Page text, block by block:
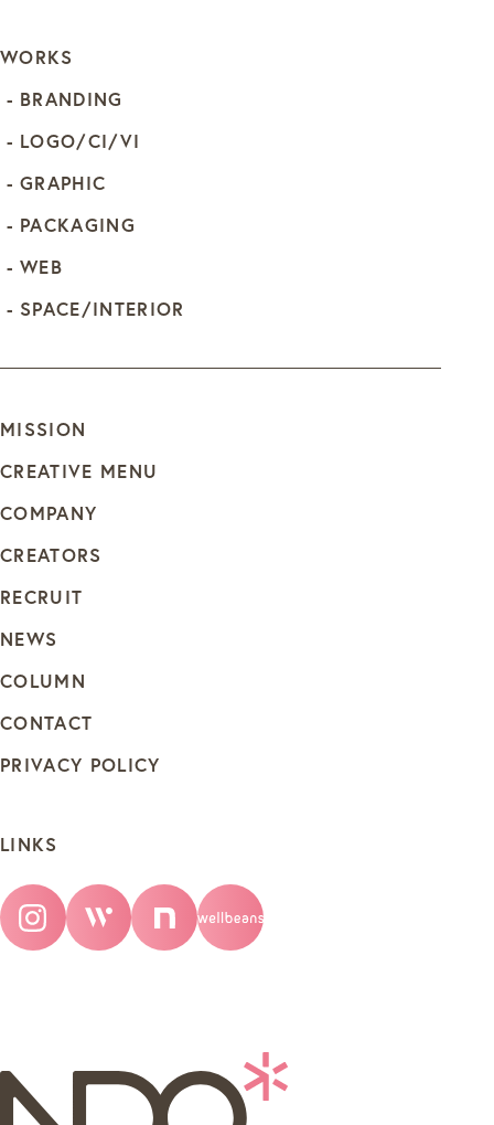
WORKS
BRANDING
LOGO/CI/VI
GRAPHIC
PACKAGING
WEB
SPACE/INTERIOR
MISSION
CREATIVE MENU
COMPANY
CREATORS
RECRUIT
NEWS
COLUMN
CONTACT
PRIVACY POLICY
LINKS